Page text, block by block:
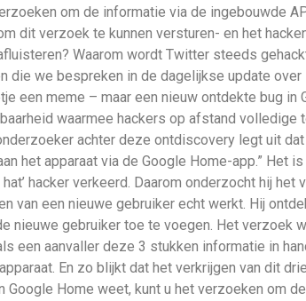
om de informatie via de ingebouwde
dit verzoek te kunnen versturen- en het
Waarom wordt Twitter steeds
die we bespreken in de dagelijkse update over
meme – maar een nieuw ontdekte bug in
waarmee hackers op afstand volledige
achter deze ontdiscovery legt uit
het apparaat via de Google Home-app.” Het
hacker verkeerd. Daarom onderzocht hij het
van een nieuwe gebruiker echt werkt. Hij
nieuwe gebruiker toe te voegen. Het verzoek
een aanvaller deze 3 stukken informatie in
En zo blijkt dat het verkrijgen van dit
Home weet, kunt u het verzoeken om